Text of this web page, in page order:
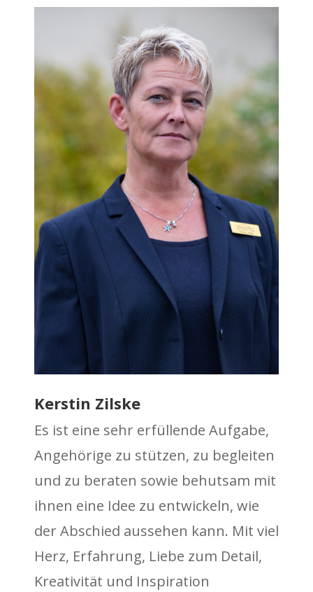
Kerstin Zilske
Es ist eine sehr erfüllende Aufgabe,
Angehörige zu stützen, zu begleiten
und zu beraten sowie behutsam mit
ihnen eine Idee zu entwickeln, wie
der Abschied aussehen kann. Mit viel
Herz, Erfahrung, Liebe zum Detail,
Kreativität und Inspiration